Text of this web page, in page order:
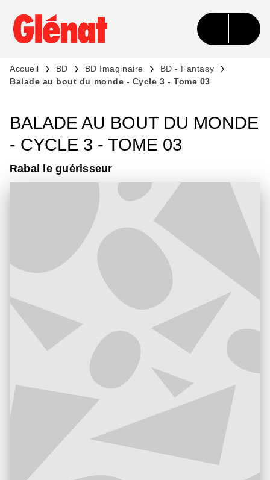
MENU RECHERCHE CONTENU
PIED DE PAGE
Accueil BD BD Imaginaire
BD - Fantasy
Balade au bout du monde - Cycle 3 - Tome 03
BALADE AU BOUT DU MONDE
- CYCLE 3 - TOME 03
Rabal le guérisseur